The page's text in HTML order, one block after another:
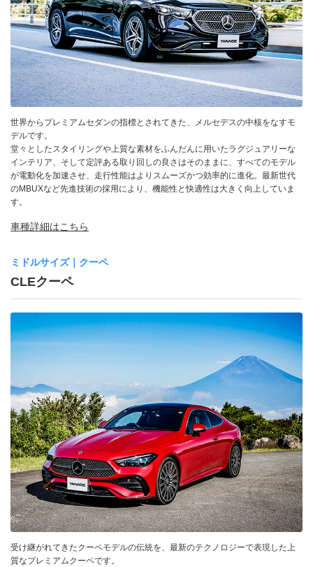
世界からプレミアムセダンの指標とされてきた、メルセデスの中核をなすモ
デルです。
堂々としたスタイリングや上質な素材をふんだんに用いたラグジュアリーな
インテリア、そして定評ある取り回しの良さはそのままに、すべてのモデル
が電動化を加速させ、走行性能はよりスムーズかつ効率的に進化。最新世代
のMBUXなど先進技術の採用により、機能性と快適性は大きく向上していま
す。
車種詳細はこちら
ミドルサイズ｜クーペ
CLEクーペ
受け継がれてきたクーペモデルの伝統を、最新のテクノロジーで表現した上
質なプレミアムクーペです。